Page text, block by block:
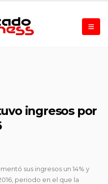
ingresos por
sus ingresos un 14% y
periodo en el que la